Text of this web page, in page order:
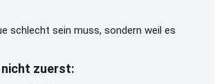
zuerst: